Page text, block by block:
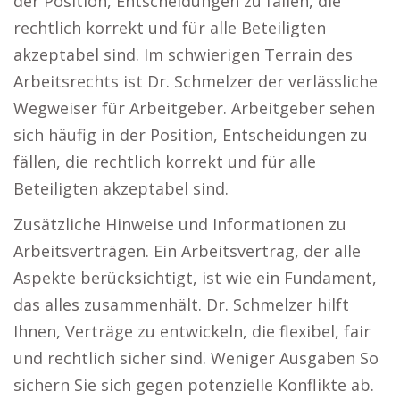
rechtlich korrekt und für alle Beteiligten
akzeptabel sind. Im schwierigen Terrain des
Arbeitsrechts ist Dr. Schmelzer der verlässliche
Wegweiser für Arbeitgeber. Arbeitgeber sehen
sich häufig in der Position, Entscheidungen zu
fällen, die rechtlich korrekt und für alle
Beteiligten akzeptabel sind.
Zusätzliche Hinweise und Informationen zu
Arbeitsverträgen. Ein Arbeitsvertrag, der alle
Aspekte berücksichtigt, ist wie ein Fundament,
das alles zusammenhält. Dr. Schmelzer hilft
Ihnen, Verträge zu entwickeln, die flexibel, fair
und rechtlich sicher sind. Weniger Ausgaben So
sichern Sie sich gegen potenzielle Konflikte ab.